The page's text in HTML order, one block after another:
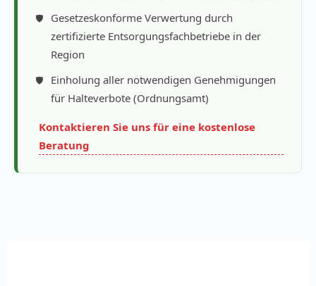
Gesetzeskonforme Verwertung durch
zertifizierte Entsorgungsfachbetriebe in der
Region
Einholung aller notwendigen Genehmigungen
für Halteverbote (Ordnungsamt)
Kontaktieren Sie uns für eine kostenlose
Beratung